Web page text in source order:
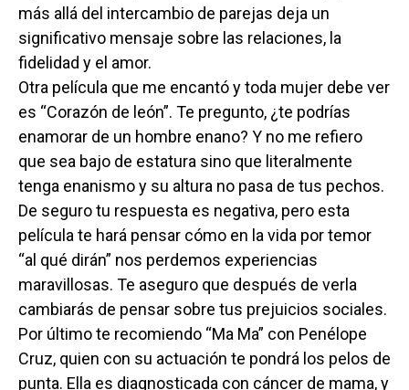
más allá del intercambio de parejas deja un
significativo mensaje sobre las relaciones, la
fidelidad y el amor.
Otra película que me encantó y toda mujer debe ver
es “Corazón de león”. Te pregunto, ¿te podrías
enamorar de un hombre enano? Y no me refiero
que sea bajo de estatura sino que literalmente
tenga enanismo y su altura no pasa de tus pechos.
De seguro tu respuesta es negativa, pero esta
película te hará pensar cómo en la vida por temor
“al qué dirán” nos perdemos experiencias
maravillosas. Te aseguro que después de verla
cambiarás de pensar sobre tus prejuicios sociales.
Por último te recomiendo “Ma Ma” con Penélope
Cruz, quien con su actuación te pondrá los pelos de
punta. Ella es diagnosticada con cáncer de mama, y